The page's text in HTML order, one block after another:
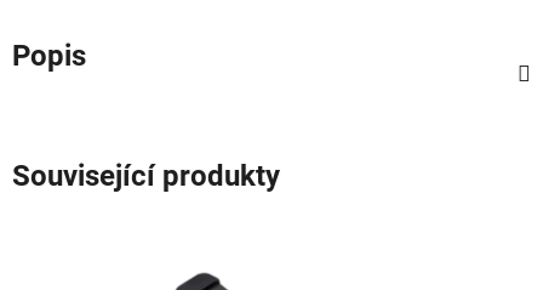
Popis
Související produkty